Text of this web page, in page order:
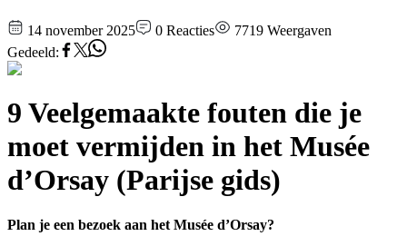
14 november 2025 0 Reacties 7719 Weergaven
Gedeeld:
9 Veelgemaakte fouten die je
moet vermijden in het Musée
d’Orsay (Parijse gids)
Plan je een bezoek aan het Musée d’Orsay?